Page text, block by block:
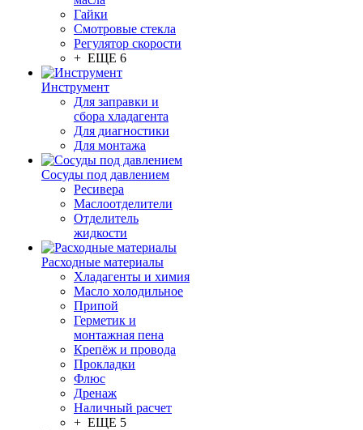
Гайки
Смотровые стекла
Регулятор скорости
+ ЕЩЕ 6
Инструмент
Для заправки и
сбора хладагента
Для диагностики
Для монтажа
Сосуды под давлением
Ресивера
Маслоотделители
Отделитель
жидкости
Расходные материалы
Хладагенты и химия
Масло холодильное
Припой
Герметик и
монтажная пена
Крепёж и провода
Прокладки
Флюс
Дренаж
Наличный расчет
+ ЕЩЕ 5